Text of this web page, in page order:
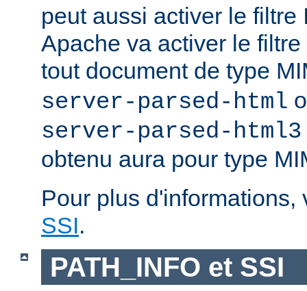
peut aussi activer le filtre
Apache va activer le
tout document de type
server-parsed-html
server-parsed-html3
obtenu aura pour type
Pour plus
SSI.
PATH_INFO et SSI